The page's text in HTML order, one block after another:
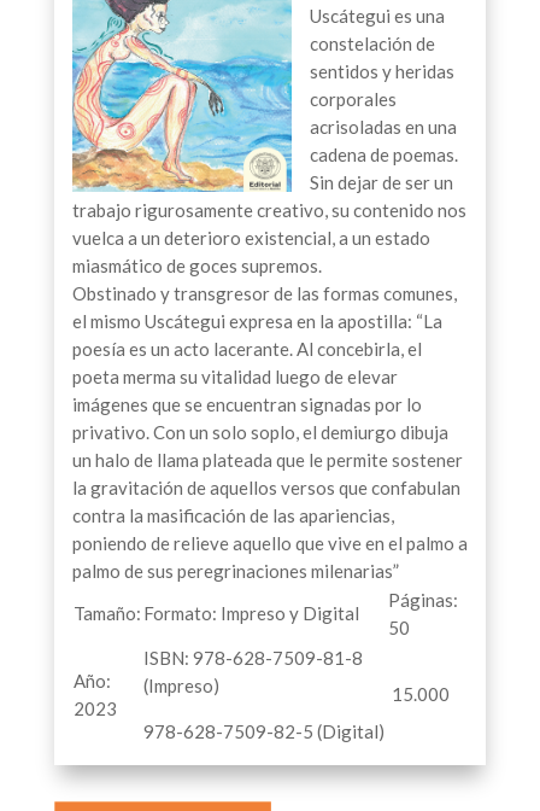
Uscátegui es una
constelación de
sentidos y heridas
corporales
acrisoladas en una
cadena de poemas.
Sin dejar de ser un
trabajo rigurosamente creativo, su contenido nos
vuelca a un deterioro existencial, a un estado
miasmático de goces supremos.
Obstinado y transgresor de las formas comunes,
el mismo Uscátegui expresa en la apostilla: “La
poesía es un acto lacerante. Al concebirla, el
poeta merma su vitalidad luego de elevar
imágenes que se encuentran signadas por lo
privativo. Con un solo soplo, el demiurgo dibuja
un halo de llama plateada que le permite sostener
la gravitación de aquellos versos que confabulan
contra la masificación de las apariencias,
poniendo de relieve aquello que vive en el palmo a
palmo de sus peregrinaciones milenarias”
Tamaño: Formato: Impreso y Digital
Páginas:
50
Año:
2023
ISBN: 978-628-7509-81-8
(Impreso)
978-628-7509-82-5 (Digital)
15.000